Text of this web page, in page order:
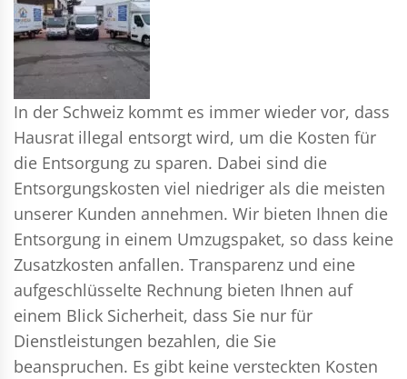
In der Schweiz kommt es immer wieder vor, dass
Hausrat illegal entsorgt wird, um die Kosten für
die Entsorgung zu sparen. Dabei sind die
Entsorgungskosten viel niedriger als die meisten
unserer Kunden annehmen. Wir bieten Ihnen die
Entsorgung in einem Umzugspaket, so dass keine
Zusatzkosten anfallen. Transparenz und eine
aufgeschlüsselte Rechnung bieten Ihnen auf
einem Blick Sicherheit, dass Sie nur für
Dienstleistungen bezahlen, die Sie
beanspruchen. Es gibt keine versteckten Kosten